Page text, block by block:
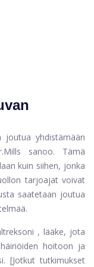
joutua yhdistämään
sanoo. Tämä
kuin siihen, jonka
tarjoajat voivat
saatetaan joutua
, lääke, jota
hoitoon ja
[Jotkut tutkimukset